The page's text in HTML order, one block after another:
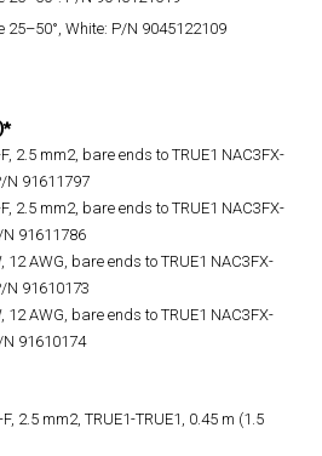
25–50°, White: P/N 9045122109
2.5 mm2, bare ends to TRUE1 NAC3FX-
N 91611797
2.5 mm2, bare ends to TRUE1 NAC3FX-
91611786
12 AWG, bare ends to TRUE1 NAC3FX-
N 91610173
12 AWG, bare ends to TRUE1 NAC3FX-
91610174
2.5 mm2, TRUE1-TRUE1, 0.45 m (1.5